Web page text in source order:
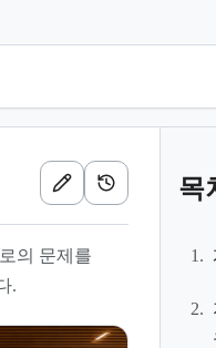
의 문제를
.
목
1.
2.